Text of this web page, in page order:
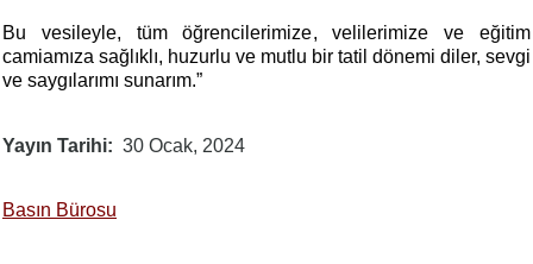
Bu vesileyle, tüm öğrencilerimize, velilerimize ve eğitim
camiamıza sağlıklı, huzurlu ve mutlu bir tatil dönemi diler, sevgi
ve saygılarımı sunarım.”
Yayın Tarihi 30 Ocak, 2024
Basın Bürosu